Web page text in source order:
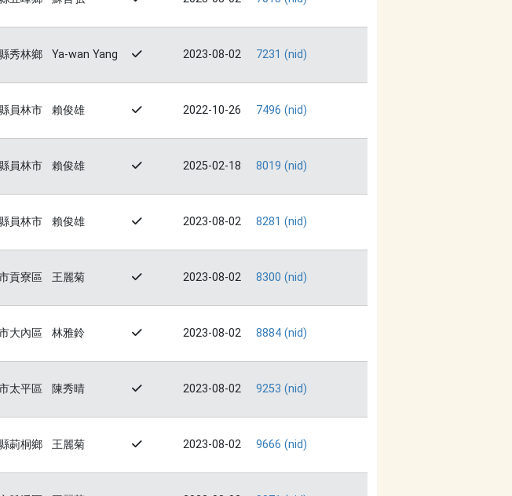
秀林鄉 Ya-wan Yang 2023-08-02 7231 (nid)
員林市 賴俊雄 2022-10-26 7496 (nid)
員林市 賴俊雄 2025-02-18 8019 (nid)
員林市 賴俊雄 2023-08-02 8281 (nid)
貢寮區 王麗菊 2023-08-02 8300 (nid)
大內區 林雅鈴 2023-08-02 8884 (nid)
太平區 陳秀晴 2023-08-02 9253 (nid)
莿桐鄉 王麗菊 2023-08-02 9666 (nid)